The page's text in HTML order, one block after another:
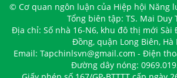
© Cơ quan ngôn luận của Hiệp hội Năng
Tổng biên tập: TS. Mai Duy
Địa chỉ: Số nhà 16-N6, khu đô thị mới Sài
Đồng, quận Long Biên, Hà
Email: Tapchinlsvn@gmail.com - Điện
Đường dây nóng: